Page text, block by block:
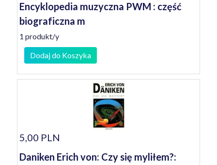
Encyklopedia muzyczna PWM : część
biograficzna m
1 produkt/y
Dodaj do Koszyka
5,00 PLN
Daniken Erich von: Czy się myliłem?: